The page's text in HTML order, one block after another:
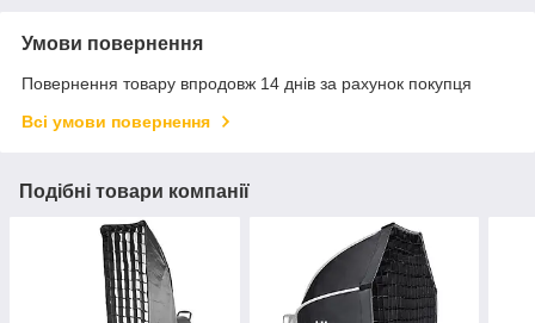
Умови повернення
Повернення товару впродовж 14 днів за рахунок покупця
Всі умови повернення
Подібні товари компанії